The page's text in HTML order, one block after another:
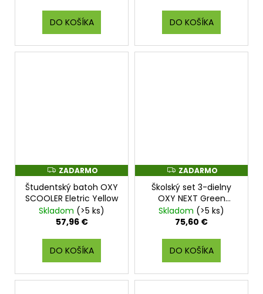
DO KOŠÍKA DO KOŠÍKA
Z
A
D
A
R
M
O
ZADARMO
Študentský batoh OXY
SCOOLER Eletric Yellow
Skladom (>5 ks)
57,96 €
DO KOŠÍKA
Z
A
D
A
R
M
O
ZADARMO
Školský set 3-dielny
OXY NEXT Green
cubes
Skladom (>5 ks)
75,60 €
DO KOŠÍKA